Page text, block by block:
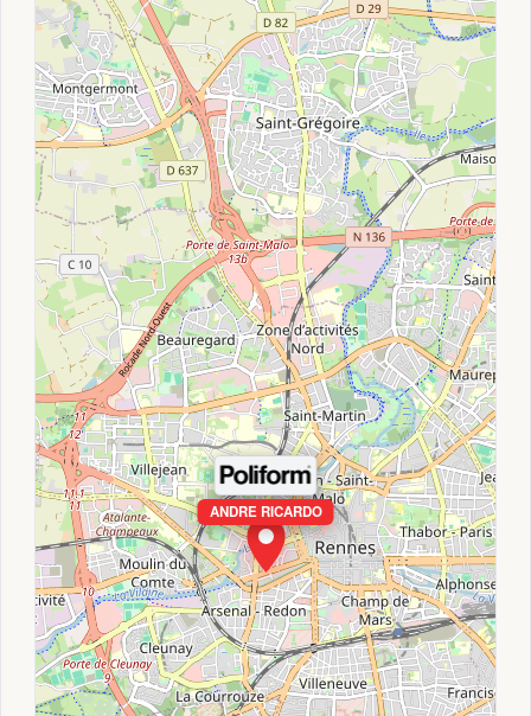
ANDRE RICARDO